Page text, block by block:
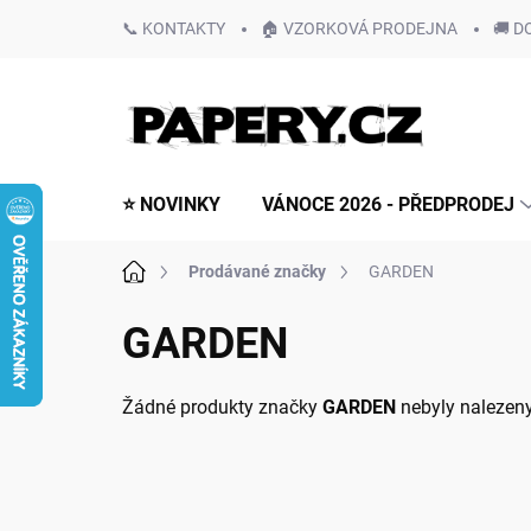
📞 KONTAKTY 🏠 VZORKOVÁ PRODEJNA 🚚
⭐ NOVINKY VÁNOCE 2026 - PŘEDPRODEJ
Domů Prodávané značky GARDEN
GARDEN
Žádné produkty značky GARDEN nebyly